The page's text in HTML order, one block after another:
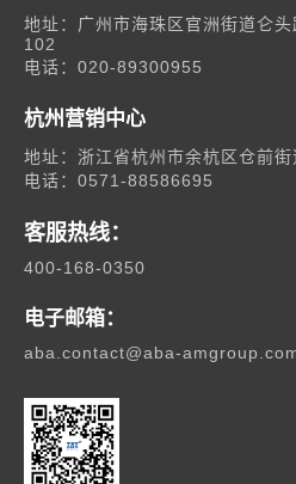
地址：广州市海珠区官洲街道仑
102
电话：020-89300955
杭州营销中心
地址：浙江省杭州市余杭区仓前
电话：0571-88586695
客服热线：
400-168-0350
电子邮箱：
aba.contact@aba-